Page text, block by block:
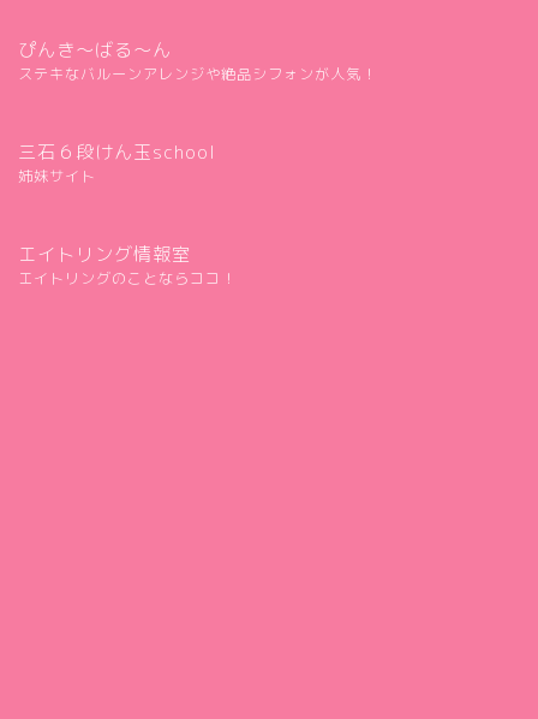
ぴんき～ばる～ん
ステキなバルーンアレンジや絶品シフォンが人気！
三石６段けん玉school
姉妹サイト
エイトリング情報室
エイトリングのことならココ！